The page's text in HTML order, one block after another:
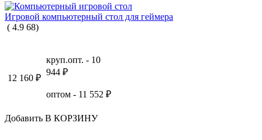
Игровой компьютерный стол для геймера
( 4.9 68)
12 160 ₽
круп.опт. - 10
944 ₽
оптом - 11 552 ₽
Добавить В КОРЗИНУ